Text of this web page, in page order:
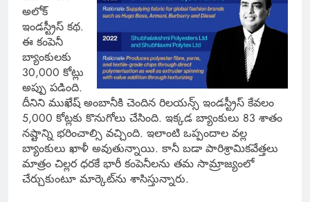
అలోక్
ఇండస్ట్రీస్ కథ.
ఈ కంపెనీ
బ్యాంకులకు
30,000 కోట్లు
అప్పు పడింది.
దీనిని ముఖేష్ అంబానీకి చెందిన రిలయన్స్ ఇండస్ట్రీస్ కేవలం
5,000 కోట్లకు కొనుగోలు చేసింది. ఇక్కడ బ్యాంకులు 83 శాతం
నష్టాన్ని భరించాల్సి వచ్చింది. ఇలాంటి ఒప్పందాల వల్ల
బ్యాంకులు ఖాళీ అవుతున్నాయి. కానీ బడా పారిశ్రామికవేత్తలు
మాత్రం చిల్లర ధరకే భారీ కంపెనీలను తమ సామ్రాజ్యంలో
చేర్చుకుంటూ మార్కెట్‌ను శాసిస్తున్నారు.